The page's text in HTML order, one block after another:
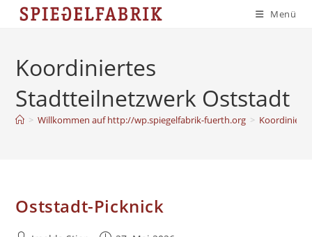
Inhalt
Menü
Koordiniertes
Stadtteilnetzwerk Oststadt
> Willkommen auf http://wp.spiegelfabrik-fuerth.org >
Oststadt-Picknick